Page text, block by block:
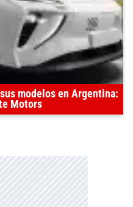
modelos en Argentina:
Motors